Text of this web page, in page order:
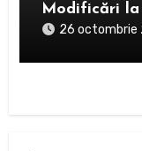
Modificări la
26 octombrie